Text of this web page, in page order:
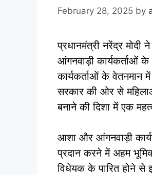
February 28, 2025 by
प्रधानमंत्री नरेंद्र
आंगनवाड़ी
कार्यकर्ताओं के वेतनमान
सरकार की ओर से
बनाने की दिशा में एक
आशा और आंगनवाड़ी
प्रदान करने में अहम
विधेयक के पारित होने से